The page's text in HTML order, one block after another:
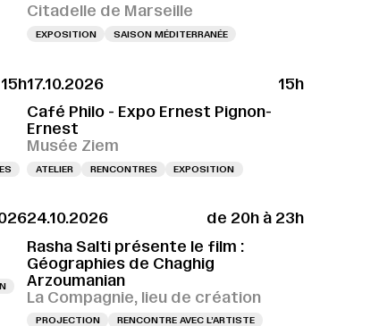
Citadelle de Marseille
EXPOSITION SAISON MÉDITERRANÉE
LE 10.10.2026 À 11H VERNISSAGE LE 10.10.2026 À 11H
15h17.10.2026
15h
Café Philo - Expo Ernest Pignon-
Ernest
Musée Ziem
ATELIER RENCONTRES EXPOSITION
24.10.2026
de 20h à 23h
Rasha Salti présente le film :
Géographies de Chaghig
Arzoumanian
La Compagnie, lieu de création
PROJECTION RENCONTRE AVEC L’ARTISTE